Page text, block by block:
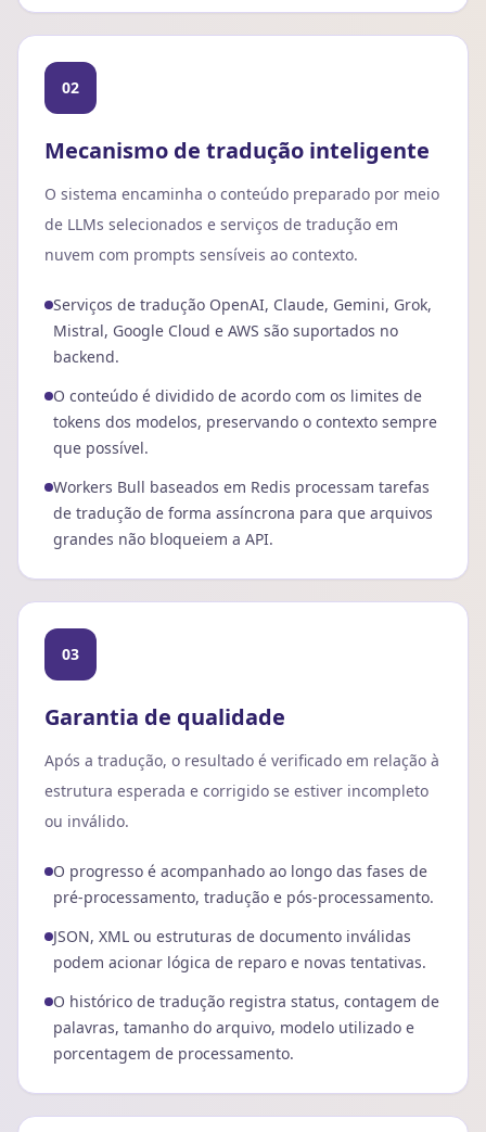
02
Mecanismo de tradução inteligente
O sistema encaminha o conteúdo preparado por meio
de LLMs selecionados e serviços de tradução em
nuvem com prompts sensíveis ao contexto.
Serviços de tradução OpenAI, Claude, Gemini, Grok,
Mistral, Google Cloud e AWS são suportados no
backend.
O conteúdo é dividido de acordo com os limites de
tokens dos modelos, preservando o contexto sempre
que possível.
Workers Bull baseados em Redis processam tarefas
de tradução de forma assíncrona para que arquivos
grandes não bloqueiem a API.
03
Garantia de qualidade
Após a tradução, o resultado é verificado em relação à
estrutura esperada e corrigido se estiver incompleto
ou inválido.
O progresso é acompanhado ao longo das fases de
pré-processamento, tradução e pós-processamento.
JSON, XML ou estruturas de documento inválidas
podem acionar lógica de reparo e novas tentativas.
O histórico de tradução registra status, contagem de
palavras, tamanho do arquivo, modelo utilizado e
porcentagem de processamento.